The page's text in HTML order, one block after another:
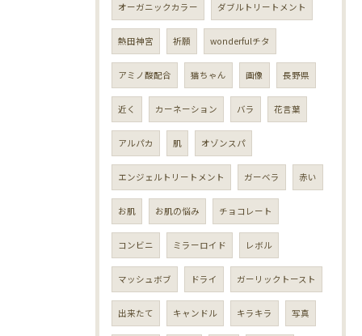
オーガニックカラー ダブルトリートメント
熱田神宮 祈願 wonderfulチタ
アミノ酸配合 猫ちゃん 画像 長野県
近く カーネーション バラ 花言葉
アルパカ 肌 オゾンスパ
エンジェルトリートメント ガーベラ 赤い
お肌 お肌の悩み チョコレート
コンビニ ミラーロイド レボル
マッシュボブ ドライ ガーリックトースト
出来たて キャンドル キラキラ 写真